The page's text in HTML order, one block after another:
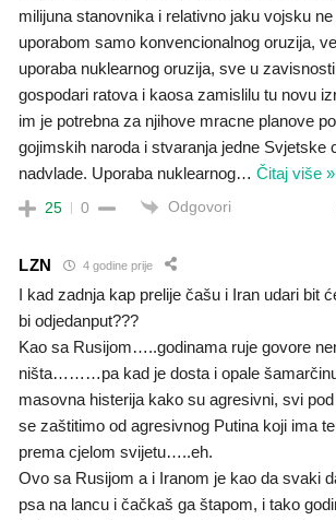
milijuna stanovnika i relativno jaku vojsku
uporabom samo konvencionalnog oruzija,
uporaba nuklearnog oruzija, sve u
gospodari ratova i kaosa zamislilu tu novu
im je potrebna za njihove mracne planove
gojimskih naroda i stvaranja jedne Svjetske
nadvlade. Uporaba nuklearnog… Čitaj više »
25 0 Odgovori
LZN 4 godine prije
I kad zadnja kap prelije čašu i Iran udari bit
bi odjedanput???
Kao sa Rusijom…..godinama ruje govore
ništa………pa kad je dosta i opale
masovna histerija kako su agresivni, svi
se zaštitimo od agresivnog Putina koji ima
prema cjelom svijetu…..eh.
Ovo sa Rusijom a i Iranom je kao da svaki
psa na lancu i čačkaš ga štapom, i tako